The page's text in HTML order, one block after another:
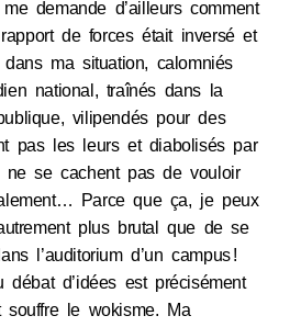
demande d’ailleurs comment
de forces était inversé et
dans ma situation, calomniés
national, traînés dans la
vilipendés pour des
pas les leurs et diabolisés par
ne se cachent pas de vouloir
Parce que ça, je peux
plus brutal que de se
l’auditorium d’un campus !
débat d’idées est précisément
souffre le wokisme. Ma